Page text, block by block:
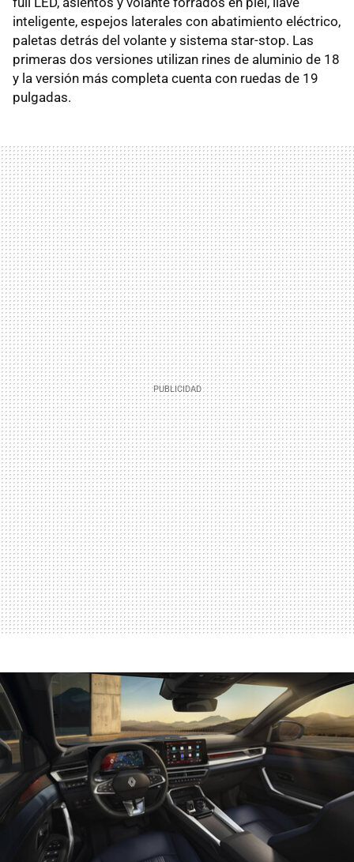
inteligente, espejos laterales con abatimiento eléctrico,
paletas detrás del volante y sistema star-stop. Las
primeras dos versiones utilizan rines de aluminio de 18
y la versión más completa cuenta con ruedas de 19
pulgadas.